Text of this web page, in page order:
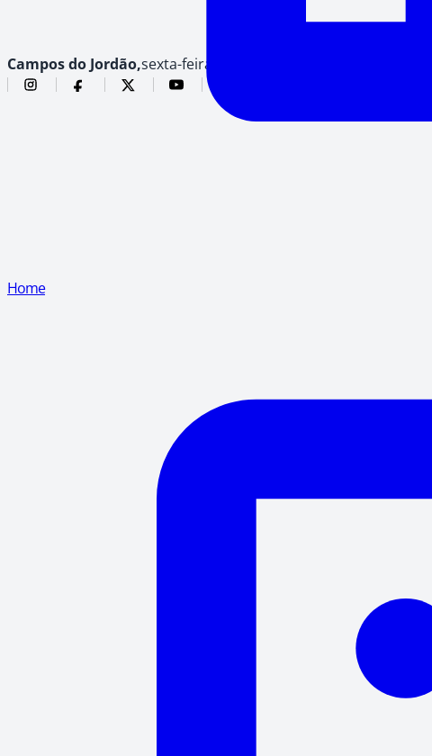
Campos do Jordão,sexta-feira, 7 de agosto de 2026
Home